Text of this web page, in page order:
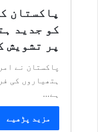
پاکستان
کو جدید
پر تشویش
پاکستان نے
ہتھیاروں کی
ہے…
مزید پڑھیے